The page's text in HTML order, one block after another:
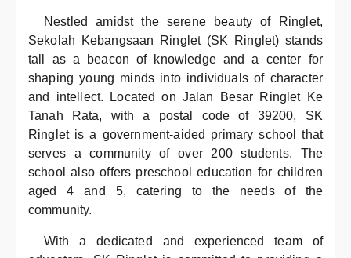
Nestled amidst the serene beauty of Ringlet,
Sekolah Kebangsaan Ringlet (SK Ringlet) stands
tall as a beacon of knowledge and a center for
shaping young minds into individuals of character
and intellect. Located on Jalan Besar Ringlet Ke
Tanah Rata, with a postal code of 39200, SK
Ringlet is a government-aided primary school that
serves a community of over 200 students. The
school also offers preschool education for children
aged 4 and 5, catering to the needs of the
community.
With a dedicated and experienced team of